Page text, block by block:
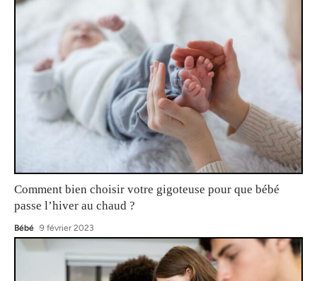
Comment bien choisir votre gigoteuse pour que bébé
passe l’hiver au chaud ?
Bébé 9 février 2023